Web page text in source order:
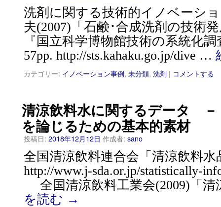
洗剤に関する技術的イノベーシ
夫(2007)「石鹸･合成洗剤の技術
『国立科学博物館技術の系統化
57pp. http://sts.kahaku.go.jp/dive …
カテゴリー: イノベーション事例, 未分類, 洗剤 | コメントする
清涼飲料水に関するデータ
を論じるための基本的素材
投稿日: 2018年12月12日 作成者: sano
全国清涼飲料連合会「清涼飲料
http://www.j-sda.or.jp/statistically-
全国清涼飲料工業会(2009)「
を読む →